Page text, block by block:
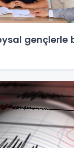
gençlerle